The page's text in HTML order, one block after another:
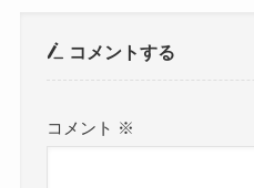
コメントする
コメント ※